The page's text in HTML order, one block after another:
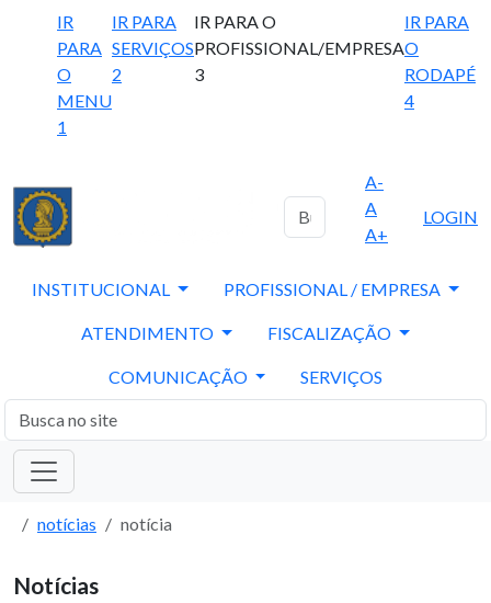
IR
PARA
O
MENU
1
IR PARA
SERVIÇOS
2
IR PARA O
PROFISSIONAL/EMPRESA
3
IR PARA
O
RODAPÉ
4
A-
A
A+
LOGIN
INSTITUCIONAL PROFISSIONAL / EMPRESA
ATENDIMENTO FISCALIZAÇÃO
COMUNICAÇÃO SERVIÇOS
notícias notícia
Notícias